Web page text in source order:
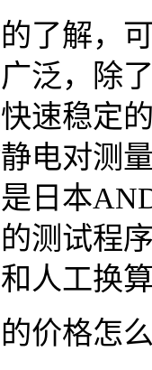
了解，
泛，除
速稳定
电对测
日本
测试程
人工换
价格怎